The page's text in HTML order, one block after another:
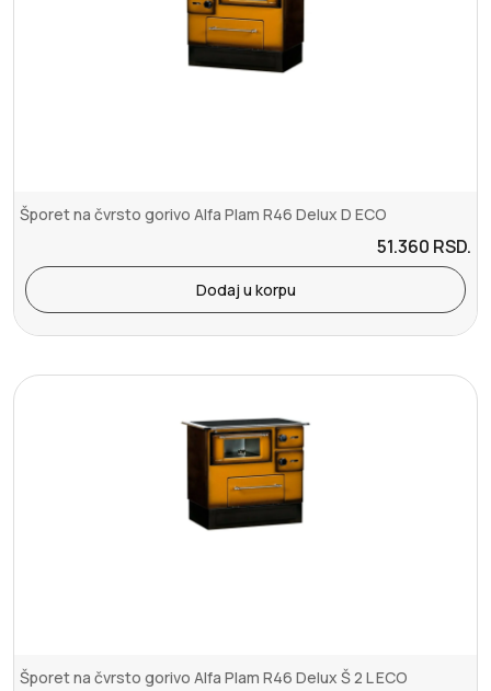
Šporet na čvrsto gorivo Alfa Plam R46 Delux D ECO
51.360 RSD.
Dodaj u korpu
Šporet na čvrsto gorivo Alfa Plam R46 Delux Š 2 L ECO